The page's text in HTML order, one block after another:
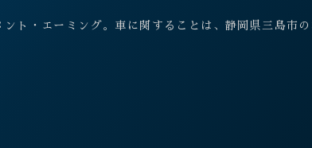
ト・エーミング。車に関することは、静岡県三島市